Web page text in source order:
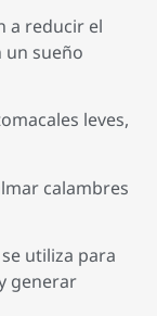
a reducir el
un sueño
leves,
calambres
utiliza para
generar